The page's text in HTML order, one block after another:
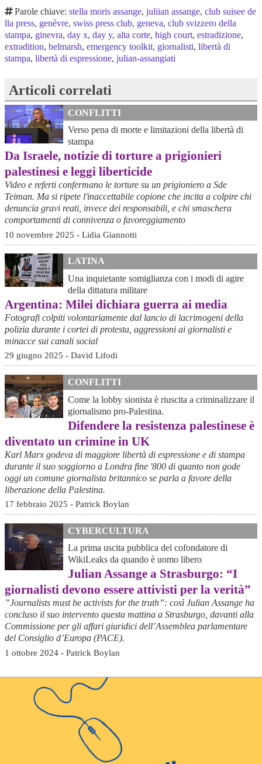
Parole chiave:stella moris assange,juliian assange,club suisee de
lla press, genèvre, swiss press club, geneva, club svizzero della
stampa, ginevra, day x, day y, alta corte, high court, estradizione,
extradition, belmarsh, emergency toolkit, giornalisti, libertà di
stampa, libertà di espressione, julian-assangiati
Articoli correlati
CONFLITTI
Verso pena di morte e limitazioni della libertà di
stampa
Da Israele, notizie di torture a prigionieri
palestinesi e leggi liberticide
Video e referti confermano le torture su un prigioniero a Sde
Teiman. Ma si ripete l'inaccettabile copione che incita a colpire chi
denuncia gravi reati, invece dei responsabili, e chi smaschera
comportamenti di connivenza o favoreggiamento
10 novembre 2025 - Lidia Giannotti
LATINA
Una inquietante somiglianza con i modi di agire
della dittatura militare
Argentina: Milei dichiara guerra ai media
Fotografi colpiti volontariamente dal lancio di lacrimogeni della
polizia durante i cortei di protesta, aggressioni ai giornalisti e
minacce sui canali social
29 giugno 2025 - David Lifodi
CONFLITTI
Come la lobby sionista è riuscita a criminalizzare il
giornalismo pro-Palestina.
Difendere la resistenza palestinese è
diventato un crimine in UK
Karl Marx godeva di maggiore libertà di espressione e di stampa
durante il suo soggiorno a Londra fine '800 di quanto non gode
oggi un comune giornalista britannico se parla a favore della
liberazione della Palestina.
17 febbraio 2025 - Patrick Boylan
CYBERCULTURA
La prima uscita pubblica del cofondatore di
WikiLeaks da quando è uomo libero
Julian Assange a Strasburgo: “I
giornalisti devono essere attivisti per la verità”
”Journalists must be activists for the truth”: così Julian Assange ha
concluso il suo intervento questa mattina a Strasburgo, davanti alla
Commissione per gli affari giuridici dell’Assemblea parlamentare
del Consiglio d’Europa (PACE).
1 ottobre 2024 - Patrick Boylan